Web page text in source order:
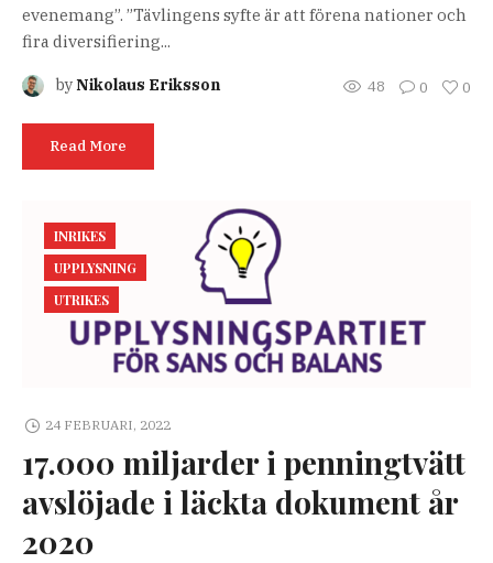
evenemang”. ”Tävlingens syfte är att förena nationer och
fira diversifiering...
byNikolaus Eriksson 48 0 0
Read More
INRIKES
UPPLYSNING
UTRIKES
24 FEBRUARI, 2022
17.000 miljarder i penningtvätt
avslöjade i läckta dokument år
2020